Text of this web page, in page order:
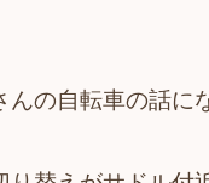
んの自転車の話に